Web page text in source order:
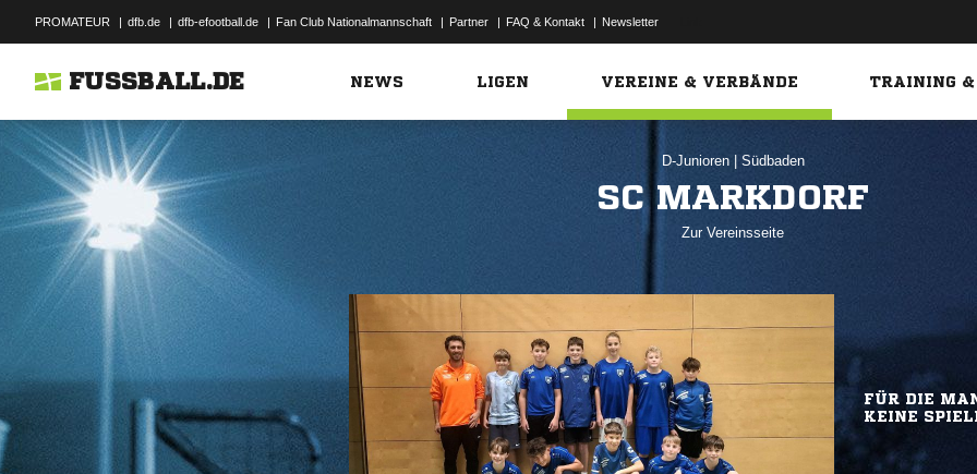
PROMATEUR | dfb.de | dfb-efootball.de | Fan Club Nationalmannschaft | Partner | FAQ & Kontakt | Newsletter
FUSSBALL.DE NEWS LIGEN VEREINE & VERBÄNDE TRAINING &
D-Junioren Südbaden
SC MARKDORF
Zur Vereinsseite
FÜR DIE
KEINE